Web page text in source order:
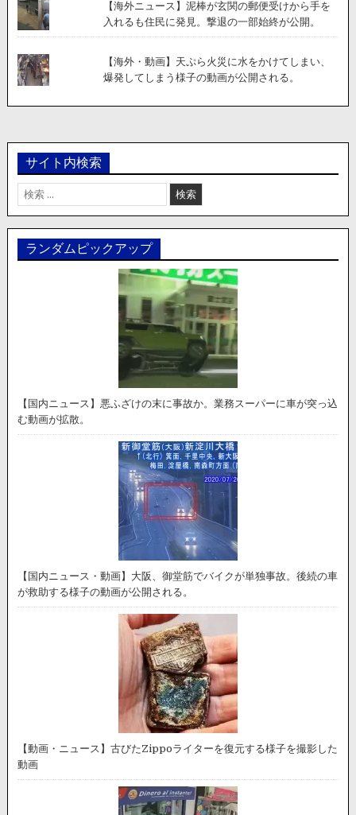
【海外ニュース】泥棒が玄関の郵便受けから手を
入れるも住民に発見。撃退の一部始終が公開。
【海外・動画】天ぷら火災に水をかけてしまい、
爆発してしまう様子の動画が公開される。
サイト内検索
検
索:
ランダムピックアップ
【国内ニュース】悪ふざけの末に事故か。業務スーパーに車が突っ込
む動画が拡散。
【国内ニュース・動画】大阪、御堂筋でバイクが単独事故。後続の車
が救助する様子の動画が公開される。
【動画・ニュース】古びたZippoライターを復元する様子を撮影した
動画